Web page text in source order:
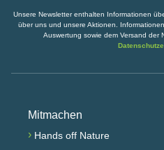
Unsere Newsletter enthalten Informationen
über uns und unsere Aktionen.
Auswertung sowie dem Versand der
Mitmachen
› Hands off Nature